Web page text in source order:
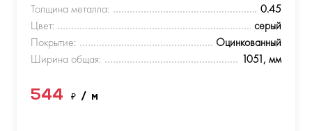
Толщина металла:
0.45
Цвет:
серый
Покрытие:
Оцинкованный
Ширина общая:
1051, мм
544 ₽ / м